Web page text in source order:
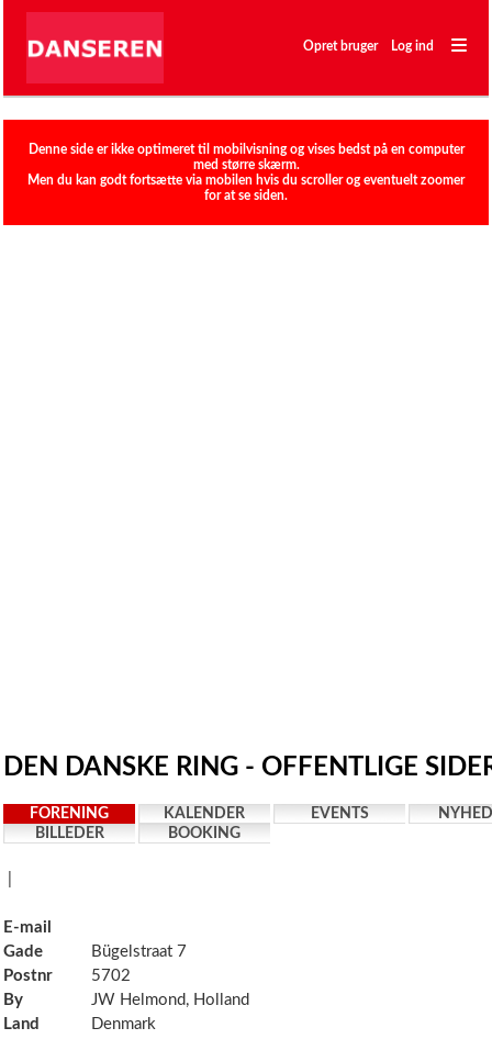
―
―
―
Opret bruger Log ind
Denne side er ikke optimeret til mobilvisning og vises bedst på en computer
med større skærm.
Men du kan godt fortsætte via mobilen hvis du scroller og eventuelt zoomer
for at se siden.
DEN DANSKE RING - OFFENTLIGE
FORENING KALENDER EVENTS
BILLEDER
BOOKING
E-mail
Gade
Bügelstraat 7
Postnr
5702
By
JW Helmond, Holland
Land
Denmark